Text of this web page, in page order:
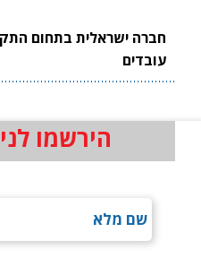
חברה ישראלית בתחום
עובדים
הירשמו